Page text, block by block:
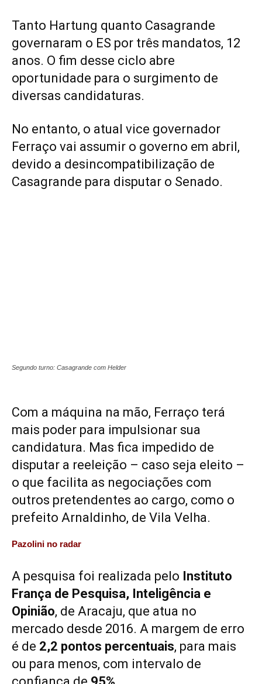
Tanto Hartung quanto Casagrande
governaram o ES por três mandatos, 12
anos. O fim desse ciclo abre
oportunidade para o surgimento de
diversas candidaturas.
No entanto, o atual vice governador
Ferraço vai assumir o governo em abril,
devido a desincompatibilização de
Casagrande para disputar o Senado.
Segundo turno: Casagrande com Helder
Com a máquina na mão, Ferraço terá
mais poder para impulsionar sua
candidatura. Mas fica impedido de
disputar a reeleição – caso seja eleito –
o que facilita as negociações com
outros pretendentes ao cargo, como o
prefeito Arnaldinho, de Vila Velha.
Pazolini no radar
A pesquisa foi realizada pelo Instituto
França de Pesquisa, Inteligência e
Opinião, de Aracaju, que atua no
mercado desde 2016. A margem de erro
é de 2,2 pontos percentuais, para mais
ou para menos, com intervalo de